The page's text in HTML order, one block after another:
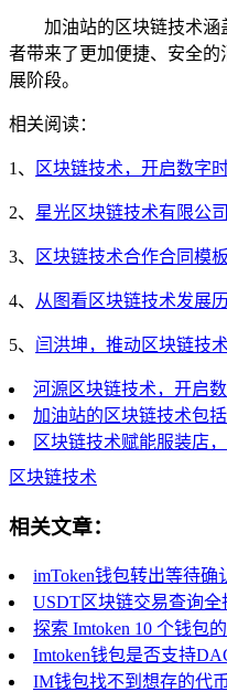
加油站的区块链技术
者带来了更加便捷、安全
展阶段。
相关阅读：
1、 区块链技术，开启数字
2、 星光区块链技术有限公
3、 区块链技术合作合同模
4、 从图看区块链技术发展
5、 闫洪坤，推动区块链技
河源区块链技术，开启
加油站的区块链技术包
区块链技术赋能服装店
区块链技术
相关文章：
imToken钱包转出等待
USDT区块链交易查询全
探索 Imtoken 10 个钱包
Imtoken钱包是否支持
IM钱包找不到想存的代